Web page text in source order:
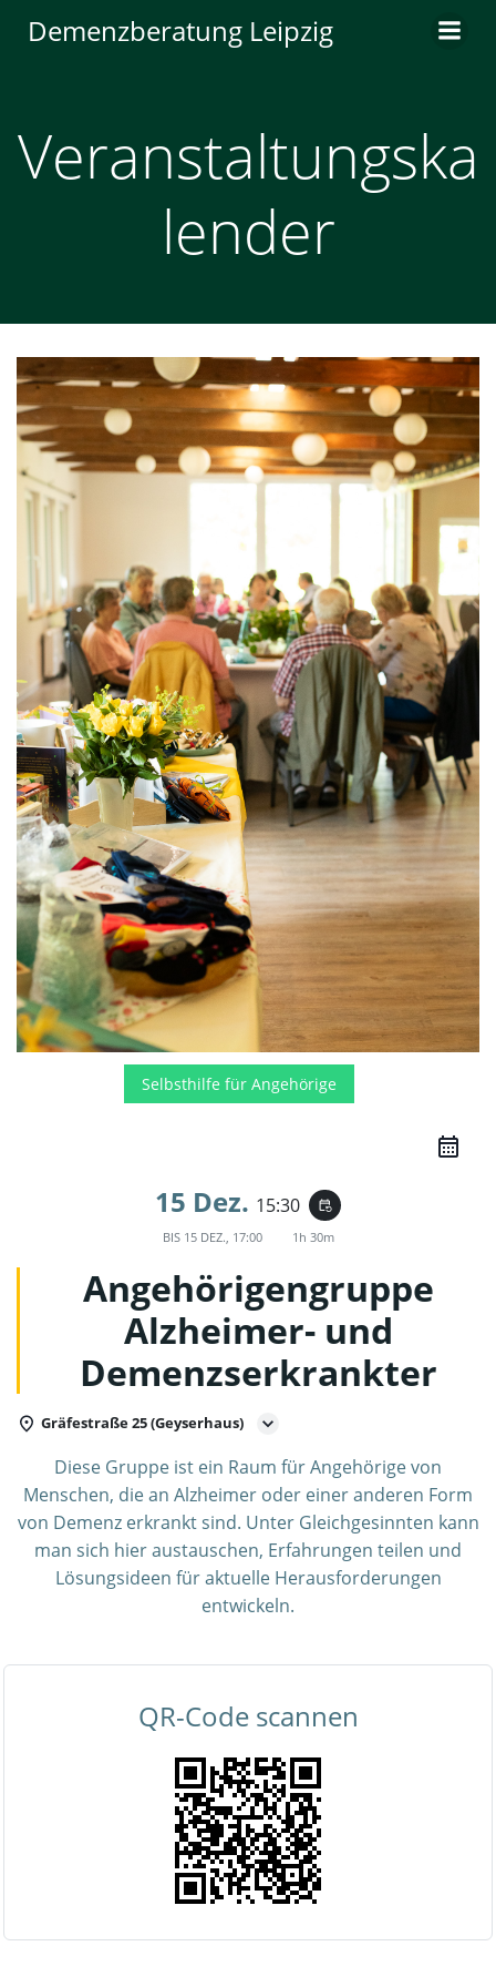
Inhalt
Demenzberatung Leipzig
Veranstaltungska
lender
Selbsthilfe für Angehörige
15 Dez. 15:30 event_repeat
BIS 15 DEZ., 17:00 1h 30m
Angehörigengruppe
Alzheimer- und
Demenzserkrankter
Gräfestraße 25 (Geyserhaus)
Diese Gruppe ist ein Raum für Angehörige von
Menschen, die an Alzheimer oder einer anderen Form
von Demenz erkrankt sind. Unter Gleichgesinnten kann
man sich hier austauschen, Erfahrungen teilen und
Lösungsideen für aktuelle Herausforderungen
entwickeln.
QR-Code scannen